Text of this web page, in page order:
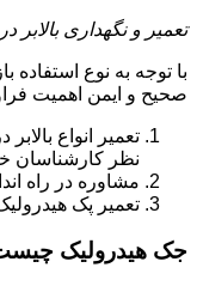
تعمیر و نگهداری بالابر
با توجه به نوع استفاده
صحیح و ایمن اهمیت
تعمیر انواع
نظر کارشناسان
مشاوره در راه
تعمیر پک
جک هیدرولیک چیست